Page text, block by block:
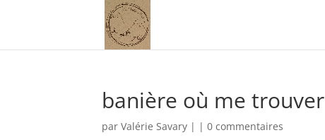
banière où me trouver
par Valérie Savary | | 0 commentaires